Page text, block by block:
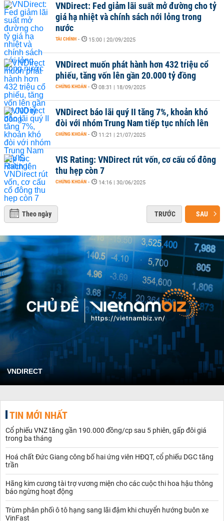
VNDirect: Fed giảm lãi suất mở đường cho tỷ
giá hạ nhiệt và chính sách nới lỏng trong
nước
TÀI CHÍNH - 15:00 | 20/09/2025
VNDirect muốn phát hành hơn 432 triệu cổ
phiếu, tăng vốn lên gần 20.000 tỷ đồng
CHỨNG KHOÁN - 08:31 | 18/09/2025
VNDirect báo lãi quý II tăng 7%, khoản khó
đòi với nhóm Trung Nam tiếp tục nhích lên
CHỨNG KHOÁN - 11:21 | 21/07/2025
VIS Rating: VNDirect rút vốn, cơ cấu cổ đông
thu hẹp còn 7
CHỨNG KHOÁN - 14:16 | 30/06/2025
Theo ngày TRƯỚC SAU
VNDIRECT
TIN MỚI NHẤT
Cổ phiếu VNZ tăng gần 190.000 đồng/cp sau 5 phiên, gấp đôi giá
trong ba tháng
Hoá chất Đức Giang công bố hai ứng viên HĐQT, cổ phiếu DGC tăng
trần
Hãng kim cương tài trợ vương miện cho các cuộc thi hoa hậu thông
báo ngừng hoạt động
Trùm phân phối ô tô hạng sang lãi đậm khi chuyển hướng buôn xe
VinFast